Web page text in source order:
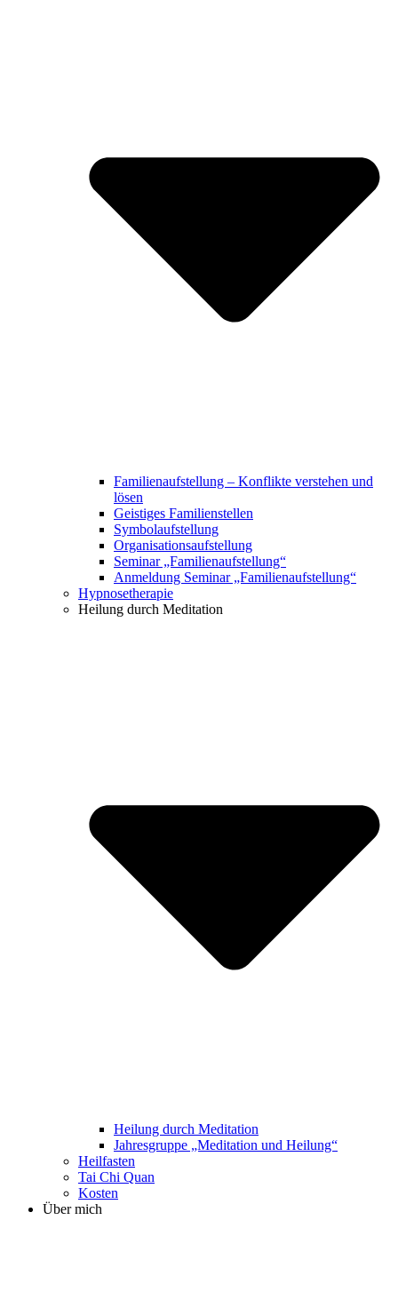
Familienaufstellung – Konflikte verstehen und
lösen
Geistiges Familienstellen
Symbolaufstellung
Organisationsaufstellung
Seminar „Familienaufstellung“
Anmeldung Seminar „Familienaufstellung“
Hypnosetherapie
Heilung durch Meditation
Heilung durch Meditation
Jahresgruppe „Meditation und Heilung“
Heilfasten
Tai Chi Quan
Kosten
Über mich